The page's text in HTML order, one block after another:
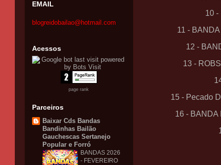
10 -
11 -
12 -
13 -
15 - Pecado
16 - BANDA
EMAIL
blogreidobailao@hotmail.com
Acessos
page rank
Parceiros
Baixar Cds Bandas
Bandinhas Bailão
Gauchescas Sertanejo
Popular e Forró
BANDAS 2026
- FEVEREIRO